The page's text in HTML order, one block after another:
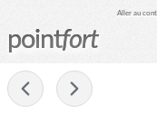
Aller au
pointfort